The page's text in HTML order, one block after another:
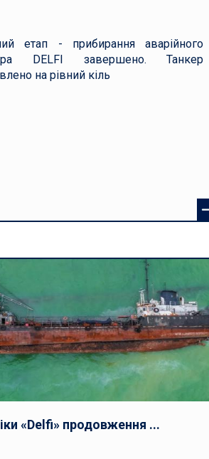
етап - прибирання аварійного
DELFI завершено. Танкер
на рівний кіль
«Delfi» продовження ...